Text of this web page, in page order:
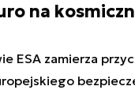
na
ESA zamierza